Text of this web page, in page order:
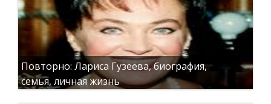
Повторно: Лариса Гузеева, биография,
семья, личная жизнь